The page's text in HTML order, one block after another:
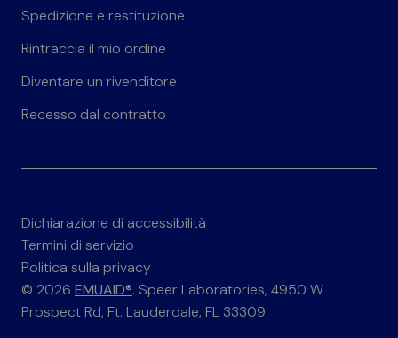
Spedizione e restituzione
Rintraccia il mio ordine
Diventare un rivenditore
Recesso dal contratto
Dichiarazione di accessibilità
Termini di servizio
Politica sulla privacy
© 2026 EMUAID®. Speer Laboratories, 4950 W
Prospect Rd, Ft. Lauderdale, FL 33309